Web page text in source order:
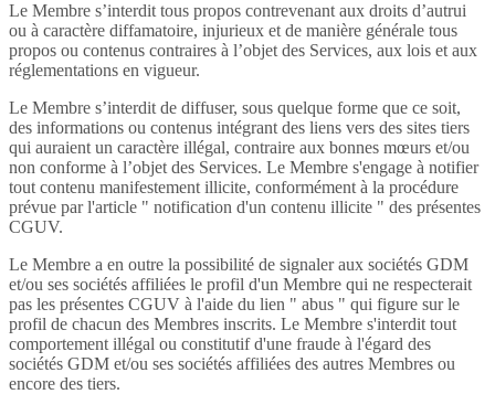
Le Membre s’interdit tous propos contrevenant aux droits d’autrui
ou à caractère diffamatoire, injurieux et de manière générale tous
propos ou contenus contraires à l’objet des Services, aux lois et aux
réglementations en vigueur.
Le Membre s’interdit de diffuser, sous quelque forme que ce soit,
des informations ou contenus intégrant des liens vers des sites tiers
qui auraient un caractère illégal, contraire aux bonnes mœurs et/ou
non conforme à l’objet des Services. Le Membre s'engage à notifier
tout contenu manifestement illicite, conformément à la procédure
prévue par l'article " notification d'un contenu illicite " des présentes
CGUV.
Le Membre a en outre la possibilité de signaler aux sociétés GDM
et/ou ses sociétés affiliées le profil d'un Membre qui ne respecterait
pas les présentes CGUV à l'aide du lien " abus " qui figure sur le
profil de chacun des Membres inscrits. Le Membre s'interdit tout
comportement illégal ou constitutif d'une fraude à l'égard des
sociétés GDM et/ou ses sociétés affiliées des autres Membres ou
encore des tiers.